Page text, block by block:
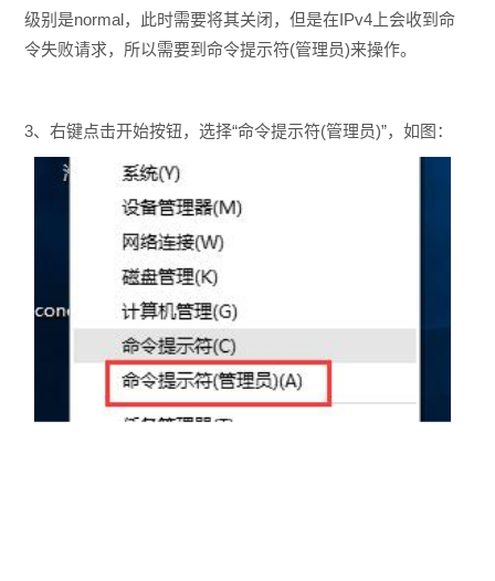
级别是normal，此时需要将其关闭，但是在IPv4上会收到命
令失败请求，所以需要到命令提示符(管理员)来操作。
3、右键点击开始按钮，选择“命令提示符(管理员)”，如图：